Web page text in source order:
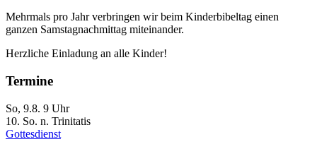
Mehrmals pro Jahr verbringen wir beim Kinderbibeltag einen
ganzen Samstagnachmittag miteinander.
Herzliche Einladung an alle Kinder!
Termine
So, 9.8. 9 Uhr
10. So. n. Trinitatis
Gottesdienst